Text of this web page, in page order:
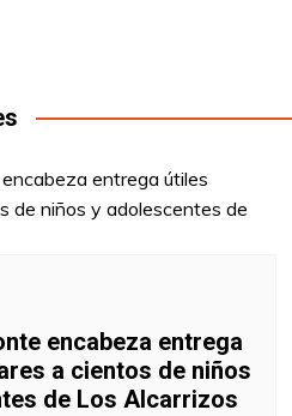
encabeza entrega
a cientos de niños
de Los Alcarrizos